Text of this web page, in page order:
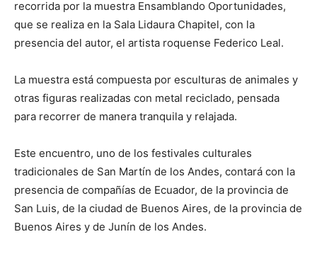
recorrida por la muestra Ensamblando Oportunidades,
que se realiza en la Sala Lidaura Chapitel, con la
presencia del autor, el artista roquense Federico Leal.
La muestra está compuesta por esculturas de animales y
otras figuras realizadas con metal reciclado, pensada
para recorrer de manera tranquila y relajada.
Este encuentro, uno de los festivales culturales
tradicionales de San Martín de los Andes, contará con la
presencia de compañías de Ecuador, de la provincia de
San Luis, de la ciudad de Buenos Aires, de la provincia de
Buenos Aires y de Junín de los Andes.